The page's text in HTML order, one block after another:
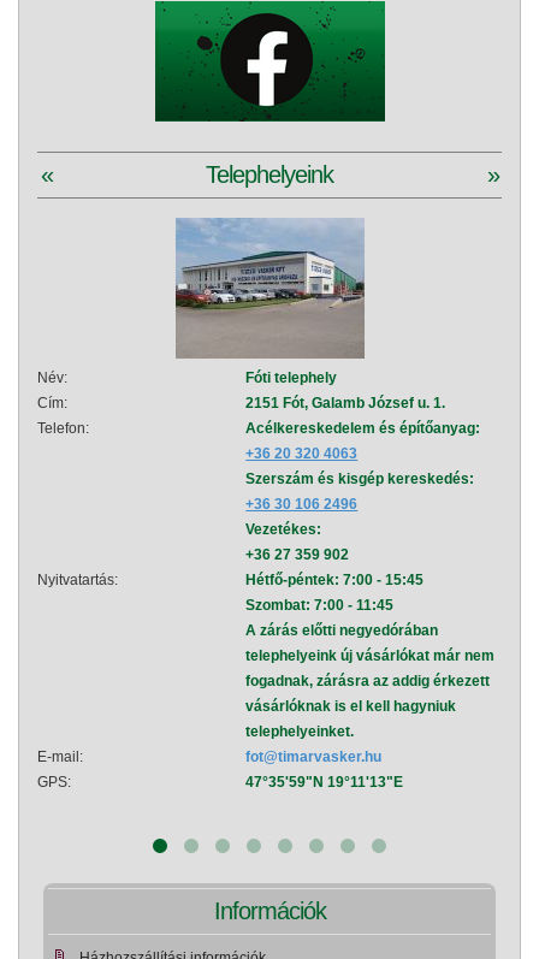
Telephelyeink
« »
Név:
Fóti telephely
Cím:
2151 Fót, Galamb József u. 1.
Telefon:
Acélkereskedelem és építőanyag:
+36 20 320 4063
Szerszám és kisgép kereskedés:
+36 30 106 2496
Vezetékes:
+36 27 359 902
Nyitvatartás:
Hétfő-péntek: 7:00 - 15:45
Szombat: 7:00 - 11:45
A zárás előtti negyedórában
telephelyeink új vásárlókat már nem
fogadnak, zárásra az addig érkezett
vásárlóknak is el kell hagyniuk
telephelyeinket.
E-mail:
fot@timarvasker.hu
GPS:
47°35'59"N 19°11'13"E
Információk